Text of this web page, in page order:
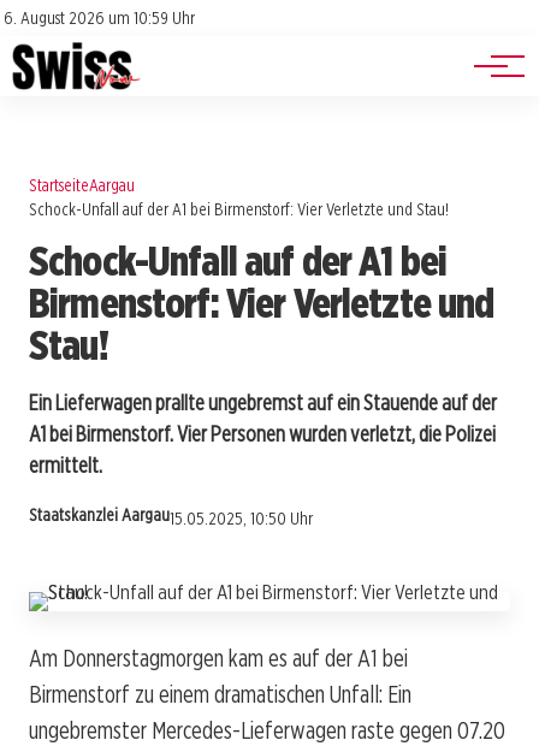
6. August 2026 um 10:59 Uhr
Impressum
Datenschutz
Jobs
Events
StartseiteAargau
Schock-Unfall auf der A1 bei Birmenstorf: Vier Verletzte und Stau!
Schock-Unfall auf der A1 bei
Birmenstorf: Vier Verletzte und
Stau!
Ein Lieferwagen prallte ungebremst auf ein Stauende auf der
A1 bei Birmenstorf. Vier Personen wurden verletzt, die Polizei
ermittelt.
Staatskanzlei Aargau15.05.2025, 10:50 Uhr
Am Donnerstagmorgen kam es auf der A1 bei
Birmenstorf zu einem dramatischen Unfall: Ein
ungebremster Mercedes-Lieferwagen raste gegen 07.20